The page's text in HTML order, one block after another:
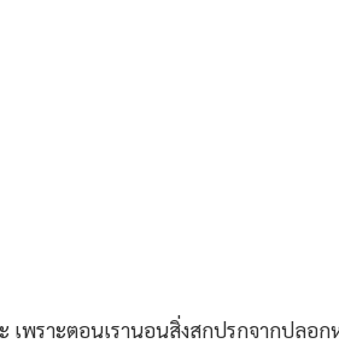
พราะตอนเรานอนสิ่งสกปรกจากปลอ